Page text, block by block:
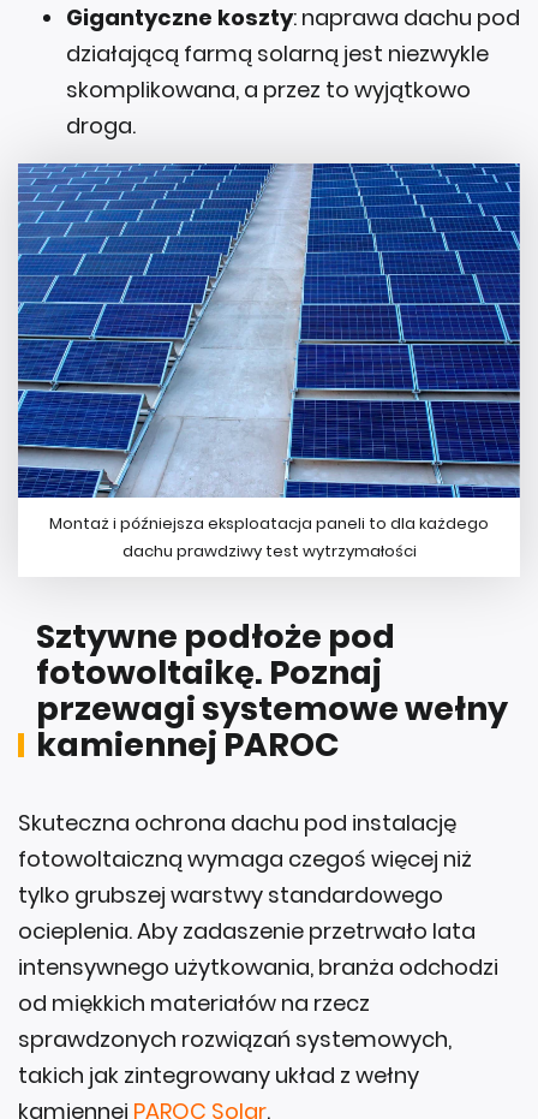
Gigantyczne koszty: naprawa dachu pod
działającą farmą solarną jest niezwykle
skomplikowana, a przez to wyjątkowo
droga.
Montaż i późniejsza eksploatacja paneli to dla każdego
dachu prawdziwy test wytrzymałości
Sztywne podłoże pod
fotowoltaikę. Poznaj
przewagi systemowe wełny
kamiennej PAROC
Skuteczna ochrona dachu pod instalację
fotowoltaiczną wymaga czegoś więcej niż
tylko grubszej warstwy standardowego
ocieplenia. Aby zadaszenie przetrwało lata
intensywnego użytkowania, branża odchodzi
od miękkich materiałów na rzecz
sprawdzonych rozwiązań systemowych,
takich jak zintegrowany układ z wełny
kamiennej PAROC Solar.